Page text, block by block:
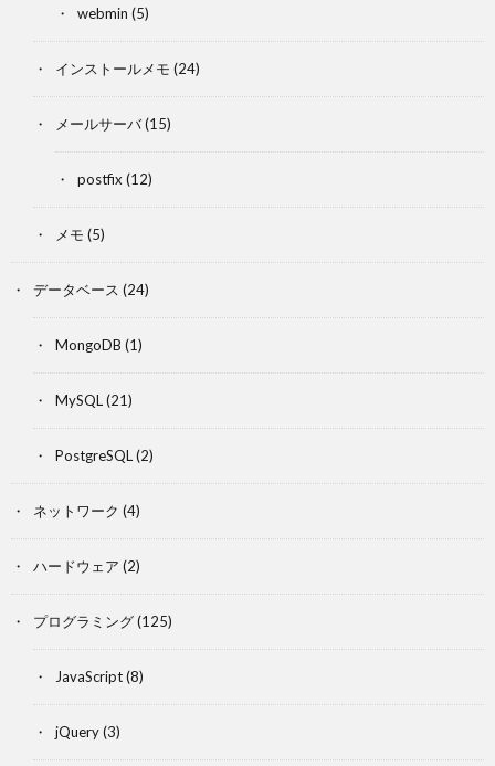
webmin (5)
インストールメモ (24)
メールサーバ(15)
postfix (12)
メモ (5)
データベース (24)
MongoDB (1)
MySQL(21)
PostgreSQL(2)
ネットワーク (4)
ハードウェア (2)
プログラミング(125)
JavaScript(8)
jQuery(3)